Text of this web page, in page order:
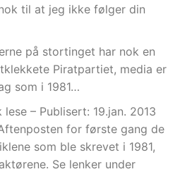
til at jeg ikke følger din
på stortinget har nok en
Piratpartiet, media er
som i 1981…
– Publisert: 19.jan. 2013
for første gang de
som ble skrevet i 1981,
Se lenker under